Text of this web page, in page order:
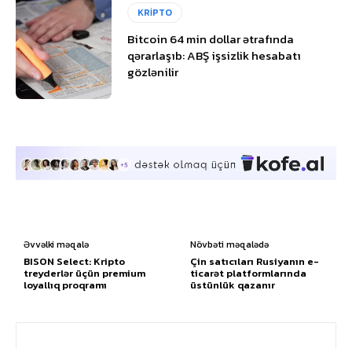
KRİPTO
Bitcoin 64 min dollar ətrafında
qərarlaşıb: ABŞ işsizlik hesabatı
gözlənilir
Əvvəlki məqalə
BISON Select: Kripto
treyderlər üçün premium
loyallıq proqramı
Növbəti məqalədə
Çin satıcıları Rusiyanın e-
ticarət platformlarında
üstünlük qazanır